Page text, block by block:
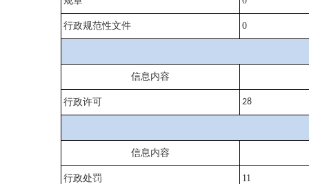
行政规范性文件 0
信息内容
行政许可 28
信息内容
行政处罚 11